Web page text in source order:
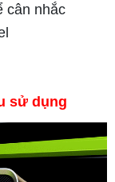
cân nhắc
sử dụng